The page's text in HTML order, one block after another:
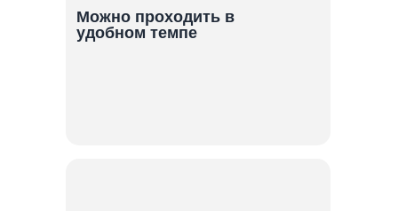
Можно проходить в
удобном темпе